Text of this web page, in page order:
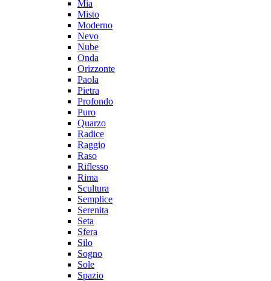
Mia
Misto
Moderno
Nevo
Nube
Onda
Orizzonte
Paola
Pietra
Profondo
Puro
Quarzo
Radice
Raggio
Raso
Riflesso
Rima
Scultura
Semplice
Serenita
Seta
Sfera
Silo
Sogno
Sole
Spazio